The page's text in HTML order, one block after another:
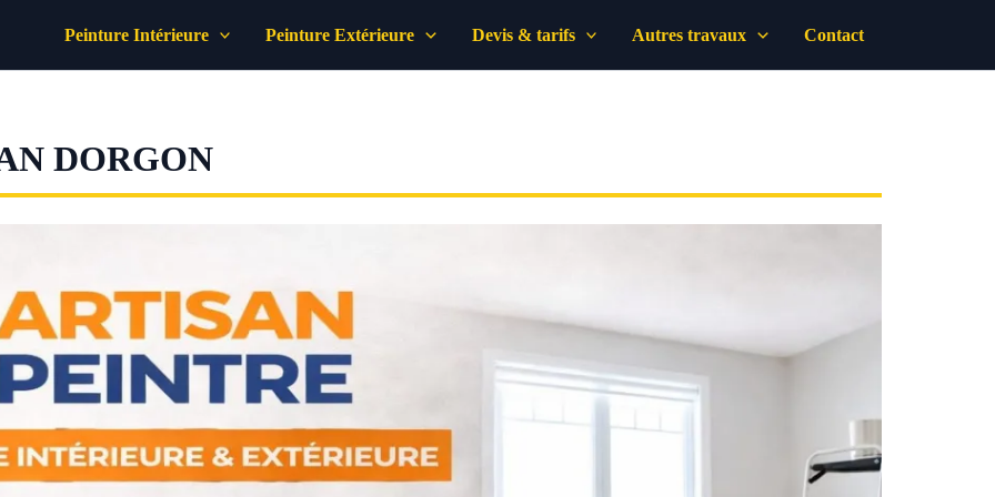
Peinture Intérieure Peinture Extérieure Devis & tarifs Autres travaux Contact
DORGON